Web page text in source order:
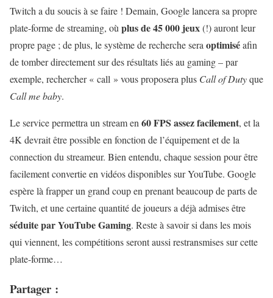
Twitch a du soucis à se faire ! Demain, Google lancera sa propre
plate-forme de streaming, où plus de 45 000 jeux(!) auront leur
propre page ; de plus, le système de recherche sera optimiséafin
de tomber directement sur des résultats liés au gaming – par
exemple, rechercher « call » vous proposera plus Call of Dutyque
Call me baby.
Le service permettra un stream en 60 FPS assez facilement, et la
4K devrait être possible en fonction de l’équipement et de la
connection du streameur. Bien entendu, chaque session pour être
facilement convertie en vidéos disponibles sur YouTube. Google
espère là frapper un grand coup en prenant beaucoup de parts de
Twitch, et une certaine quantité de joueurs a déjà admises être
séduite par YouTube Gaming. Reste à savoir si dans les mois
qui viennent, les compétitions seront aussi restransmises sur cette
plate-forme…
Partager :